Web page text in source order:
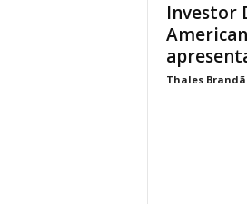
Investor
Thales